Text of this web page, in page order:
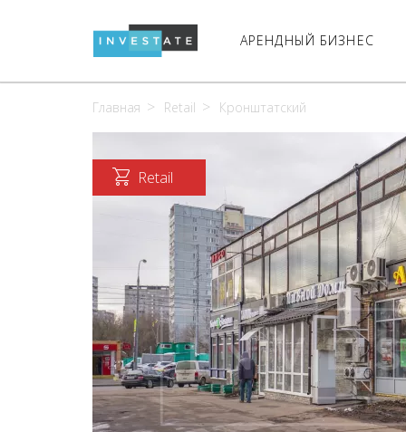
АРЕНДНЫЙ БИЗНЕС
Главная Retail Кронштатский
Retail